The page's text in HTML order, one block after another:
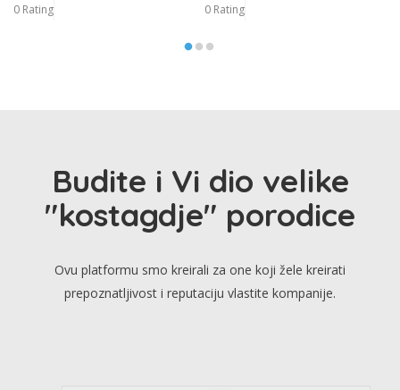
0 Rating 0 Rating
Budite i Vi dio velike
"kostagdje" porodice
Ovu platformu smo kreirali za one koji žele kreirati
prepoznatljivost i reputaciju vlastite kompanije.